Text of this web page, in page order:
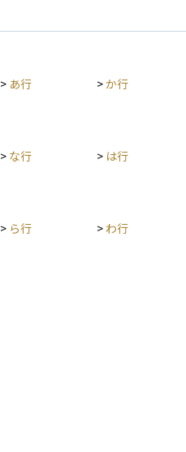
為
る
> あ行 >か行
> な行 > は行
> ら行 > わ行